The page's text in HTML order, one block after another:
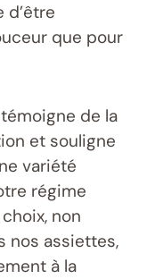
que pour
témoigne de la
et souligne
variété
régime
non
nos assiettes,
à la